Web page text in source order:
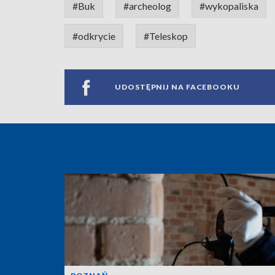
#Buk #archeolog #wykopaliska
#odkrycie #Teleskop
UDOSTĘPNIJ NA FACEBOOKU